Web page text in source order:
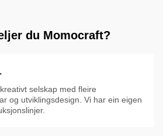
du Momocraft?
selskap med fleire
og utviklingsdesign. Vi har ein eigen